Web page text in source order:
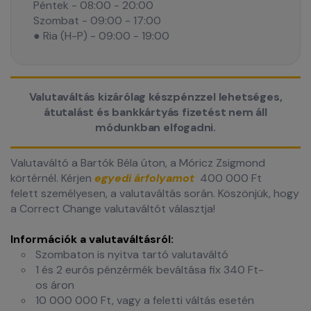
Valutaváltás kizárólag készpénzzel lehetséges,
átutalást és bankkártyás fizetést nem áll
módunkban elfogadni.
Valutaváltó a Bartók Béla úton, a Móricz Zsigmond
körtérnél. Kérjen egyedi árfolyamot 400 000 Ft
felett személyesen, a valutaváltás során. Köszönjük, hogy
a Correct Change valutaváltót választja!
Információk a valutaváltásról:
Szombaton is nyitva tartó valutaváltó
1 és 2 eurós pénzérmék beváltása fix 340 Ft-
os áron
10 000 000 Ft, vagy a feletti váltás esetén
Péntek - 08:00 - 20:00
Szombat - 09:00 - 17:00
● Ria (H-P) - 09:00 - 19:00